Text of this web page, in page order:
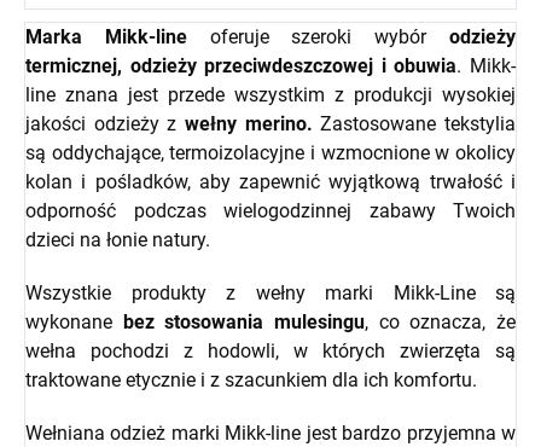
Marka Mikk-lineoferuje szeroki wybórodzieży
termicznej, odzieży przeciwdeszczowej i obuwia. Mikk-
line znana jest przede wszystkim z produkcji wysokiej
jakości odzieży z wełny merino. Zastosowane tekstylia
są oddychające, termoizolacyjne i wzmocnione w okolicy
kolan i pośladków, aby zapewnić wyjątkową trwałość i
odporność podczas wielogodzinnej zabawy Twoich
dzieci na łonie natury.
Wszystkie produkty z wełny marki Mikk-Line są
wykonane
bez stosowania mulesingu, co oznacza, że
wełna pochodzi z hodowli, w których zwierzęta są
traktowane etycznie i z szacunkiem dla ich komfortu.
Wełniana odzież marki Mikk-line jest bardzo przyjemna w